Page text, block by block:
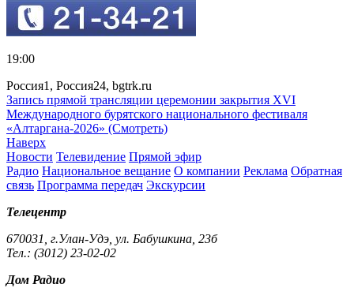
19:00
Россия1, Россия24, bgtrk.ru
Запись прямой трансляции церемонии закрытия XVI
Международного бурятского национального фестиваля
«Алтаргана-2026» (Смотреть)
Наверх
Новости Телевидение Прямой эфир
Радио Национальное вещание О компании Реклама Обратная
связь Программа передач Экскурсии
Телецентр
670031, г.Улан-Удэ, ул. Бабушкина, 23б
Тел.: (3012) 23-02-02
Дом Радио